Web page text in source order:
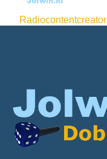
Radiocontentcreator